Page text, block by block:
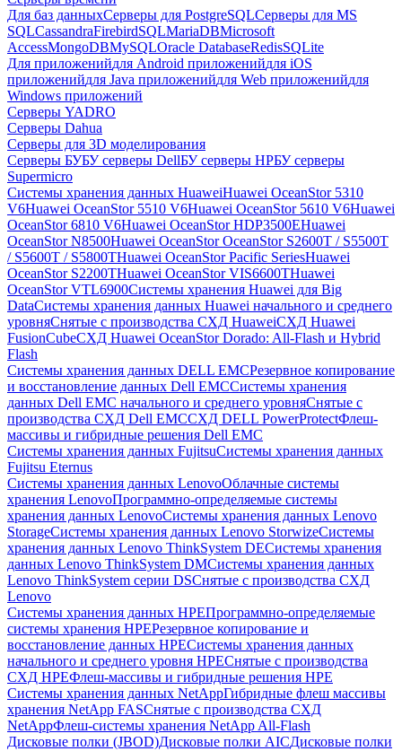
Для баз данныхСерверы для PostgreSQLСерверы для MS
SQLCassandraFirebirdSQLMariaDBMicrosoft
AccessMongoDBMySQLOracle DatabaseRedisSQLite
Для приложенийдля Android приложенийдля iOS
приложенийдля Java приложенийдля Web приложенийдля
Windows приложений
Серверы YADRO
Серверы Dahua
Серверы для 3D моделирования
Серверы БУБУ серверы DellБУ серверы HPБУ серверы
Supermicro
Системы хранения данных HuaweiHuawei OceanStor 5310
V6Huawei OceanStor 5510 V6Huawei OceanStor 5610 V6Huawei
OceanStor 6810 V6Huawei OceanStor HDP3500EHuawei
OceanStor N8500Huawei OceanStor OceanStor S2600T / S5500T
/ S5600T / S5800THuawei OceanStor Pacific SeriesHuawei
OceanStor S2200THuawei OceanStor VIS6600THuawei
OceanStor VTL6900Системы хранения Huawei для Big
DataСистемы хранения данных Huawei начального и среднего
уровняСнятые с производства СХД HuaweiСХД Huawei
FusionCubeСХД Huawei OceanStor Dorado: All-Flash и Hybrid
Flash
Системы хранения данных DELL EMCРезервное копирование
и восстановление данных Dell EMCСистемы хранения
данных Dell EMC начального и среднего уровняСнятые с
производства СХД Dell EMCСХД DELL PowerProtectФлеш-
массивы и гибридные решения Dell EMC
Системы хранения данных FujitsuСистемы хранения данных
Fujitsu Eternus
Системы хранения данных LenovoОблачные системы
хранения LenovoПрограммно-определяемые системы
хранения данных LenovoСистемы хранения данных Lenovo
StorageСистемы хранения данных Lenovo StorwizeСистемы
хранения данных Lenovo ThinkSystem DEСистемы хранения
данных Lenovo ThinkSystem DMСистемы хранения данных
Lenovo ThinkSystem серии DSСнятые с производства СХД
Lenovo
Системы хранения данных HPEПрограммно-определяемые
системы хранения HPEРезервное копирование и
восстановление данных HPEСистемы хранения данных
начального и среднего уровня HPEСнятые с производства
СХД HPEФлеш-массивы и гибридные решения HPE
Cистемы хранения данных NetAppГибридные флеш массивы
хранения NetApp FASСнятые с производства СХД
NetAppФлеш-системы хранения NetApp All-Flash
Дисковые полки (JBOD)Дисковые полки AICДисковые полки